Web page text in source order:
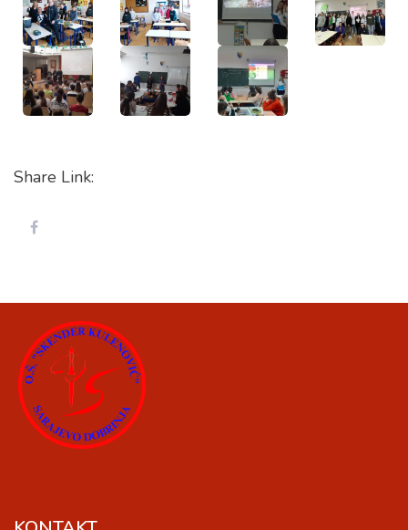
Share Link: